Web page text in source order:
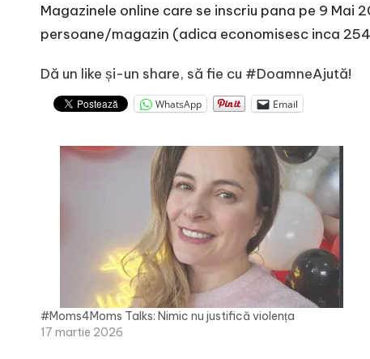
Magazinele online care se inscriu pana pe 9
persoane/magazin (adica economisesc inca
Dă un like și-un share, să fie cu #DoamneAjută!
WhatsApp Email
#Moms4Moms Talks: Nimic nu justifică violența
17 martie 2026